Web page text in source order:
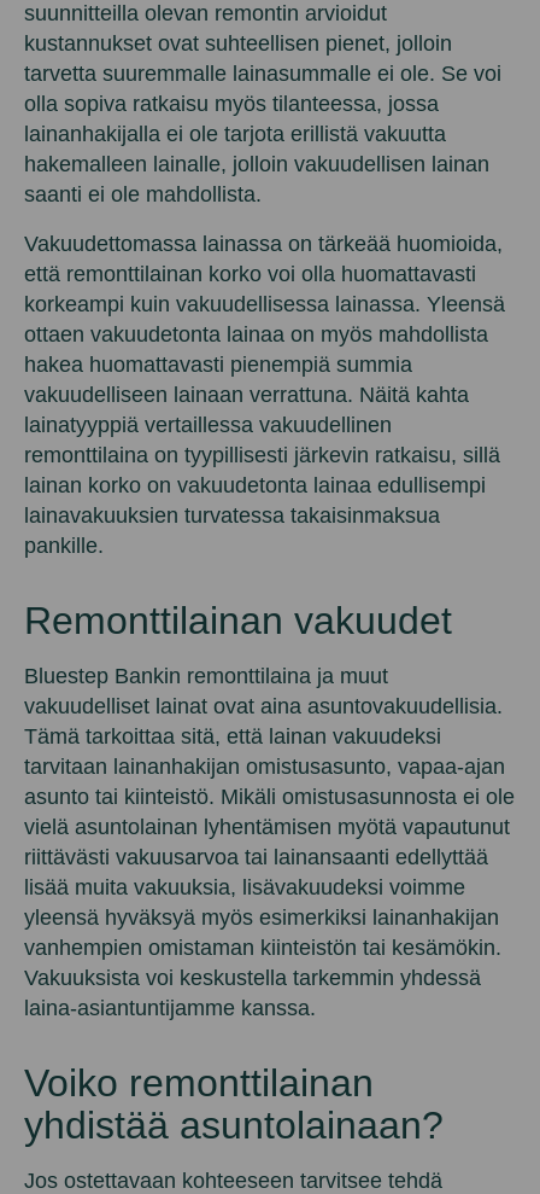
suunnitteilla olevan remontin arvioidut
kustannukset ovat suhteellisen pienet, jolloin
tarvetta suuremmalle lainasummalle ei ole. Se voi
olla sopiva ratkaisu myös tilanteessa, jossa
lainanhakijalla ei ole tarjota erillistä vakuutta
hakemalleen lainalle, jolloin vakuudellisen lainan
saanti ei ole mahdollista.
Vakuudettomassa lainassa on tärkeää huomioida,
että remonttilainan korko voi olla huomattavasti
korkeampi kuin vakuudellisessa lainassa. Yleensä
ottaen vakuudetonta lainaa on myös mahdollista
hakea huomattavasti pienempiä summia
vakuudelliseen lainaan verrattuna. Näitä kahta
lainatyyppiä vertaillessa vakuudellinen
remonttilaina on tyypillisesti järkevin ratkaisu, sillä
lainan korko on vakuudetonta lainaa edullisempi
lainavakuuksien turvatessa takaisinmaksua
pankille.
Remonttilainan vakuudet
Bluestep Bankin remonttilaina ja muut
vakuudelliset lainat ovat aina asuntovakuudellisia.
Tämä tarkoittaa sitä, että lainan vakuudeksi
tarvitaan lainanhakijan omistusasunto, vapaa-ajan
asunto tai kiinteistö. Mikäli omistusasunnosta ei ole
vielä asuntolainan lyhentämisen myötä vapautunut
riittävästi vakuusarvoa tai lainansaanti edellyttää
lisää muita vakuuksia, lisävakuudeksi voimme
yleensä hyväksyä myös esimerkiksi lainanhakijan
vanhempien omistaman kiinteistön tai kesämökin.
Vakuuksista voi keskustella tarkemmin yhdessä
laina-asiantuntijamme kanssa.
Voiko remonttilainan
yhdistää asuntolainaan?
Jos ostettavaan kohteeseen tarvitsee tehdä